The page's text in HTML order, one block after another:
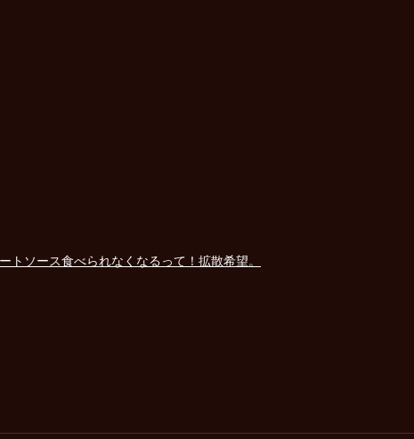
トソース食べられなくなるって！拡散希望。